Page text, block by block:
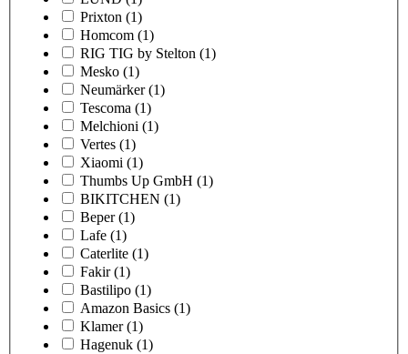
Prixton (1)
Homcom (1)
RIG TIG by Stelton (1)
Mesko (1)
Neumärker (1)
Tescoma (1)
Melchioni (1)
Vertes (1)
Xiaomi (1)
Thumbs Up GmbH (1)
BIKITCHEN (1)
Beper (1)
Lafe (1)
Caterlite (1)
Fakir (1)
Bastilipo (1)
Amazon Basics (1)
Klamer (1)
Hagenuk (1)